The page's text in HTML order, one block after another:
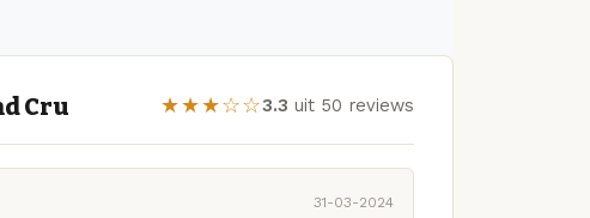
Cru ★★★☆☆3.3 uit 50 reviews
31-03-2024